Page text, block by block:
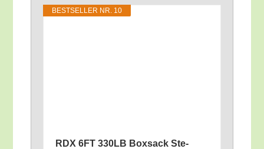
BEST­SEL­LER NR. 10
RDX 6FT 330LB Box­sack Ste­